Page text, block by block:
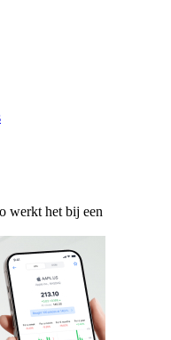
werkt het bij een